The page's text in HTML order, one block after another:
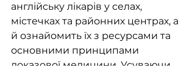
англійську лікарів у селах,
містечках та районних центрах, а
й ознайомить їх з ресурсами та
основними принципами
доказової медицини. Усуваючи